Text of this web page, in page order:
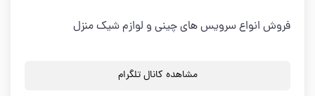
فروش انواع سرویس های چینی و لوازم شیک منزل
مشاهده کانال تلگرام